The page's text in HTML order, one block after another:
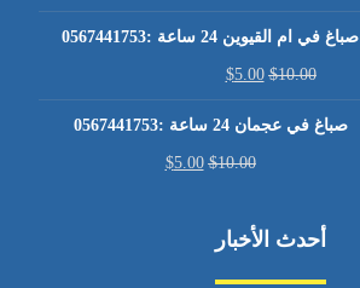
صباغ في ام القيوين 24 ساعة :0567441753
$10.00
$5.00
صباغ في عجمان 24 ساعة :0567441753
$10.00
$5.00
أحدث الأخبار